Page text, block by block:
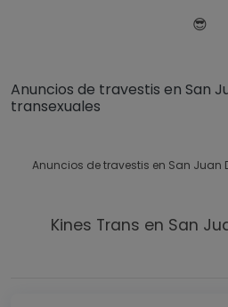
😎
Anuncios de travestis en San
transexuales
Anuncios de travestis en San Juan
Kines Trans en San